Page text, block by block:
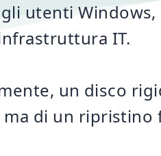
utenti
IT.
un disco
di un ripristino